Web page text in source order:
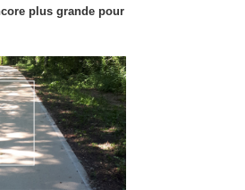
plus grande pour